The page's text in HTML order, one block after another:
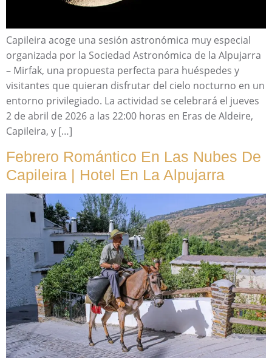
Capileira acoge una sesión astronómica muy especial
organizada por la Sociedad Astronómica de la Alpujarra
– Mirfak, una propuesta perfecta para huéspedes y
visitantes que quieran disfrutar del cielo nocturno en un
entorno privilegiado. La actividad se celebrará el jueves
2 de abril de 2026 a las 22:00 horas en Eras de Aldeire,
Capileira, y […]
Febrero Romántico En Las Nubes De
Capileira | Hotel En La Alpujarra